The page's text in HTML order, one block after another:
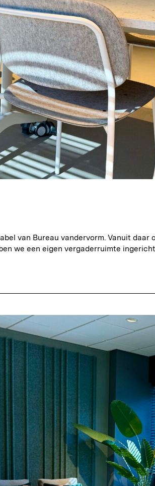
van Bureau vandervorm. Vanuit daar
we een eigen vergaderruimte